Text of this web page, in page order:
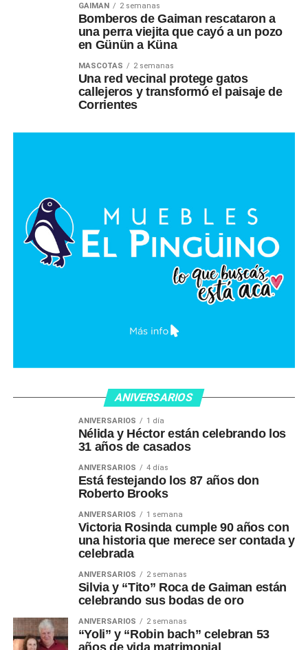
GAIMAN 2 semanas
Bomberos de Gaiman rescataron a
una perra viejita que cayó a un pozo
en Günün a Küna
MASCOTAS 2 semanas
Una red vecinal protege gatos
callejeros y transformó el paisaje de
Corrientes
ANIVERSARIOS
ANIVERSARIOS 1 día
Nélida y Héctor están celebrando los
31 años de casados
ANIVERSARIOS 4 días
Está festejando los 87 años don
Roberto Brooks
ANIVERSARIOS 1 semana
Victoria Rosinda cumple 90 años con
una historia que merece ser contada y
celebrada
ANIVERSARIOS 2 semanas
Silvia y “Tito” Roca de Gaiman están
celebrando sus bodas de oro
ANIVERSARIOS 2 semanas
“Yoli” y “Robin bach” celebran 53